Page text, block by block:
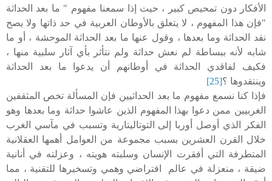
الأفكار دون تمحيص كبير ، حيت إذا سمعنا مفهوم " ما بعد الحداثة
"فإن هذا المفهوم ، لا يتعلق بالأوطان العربية في حد ذاتها ولا يصح
نقد الحداثة وما بعدها ، وقول عنها ما بعد الحداثة الموحشة ، أو ما
شابه لأنه ببساطة لم نعش حداثة ولم نتأثر بأي آثار سلبية منها ،
فكيف لفاقدي الحداثة في أوطانهم أن يدعوا ما بعد الحداثة
وينتقدوها ؟[25]
فإذا كنا نسمع مفهوم ما بعد الحداثيين فإن المسألة تخص المثقفين
الغربيين ممن دعوا بهذا المفهوم الذين عاشوا حداثة وما بعدها وهو
الفكر الذي أوصل أوربا إلى التوتاليتارية وتسبب في مآسي الغرب
خلال القرن العشرين بسبب مجموعة من العوامل أهمها العقلانية
المتطرفة التي أفقرت الإنسان وسلبته هويته ، وعزلته في أنانية
ضيقة ، منعزلة في عالم افتراضي وهمي وتسخيرها للتقنية ، مما